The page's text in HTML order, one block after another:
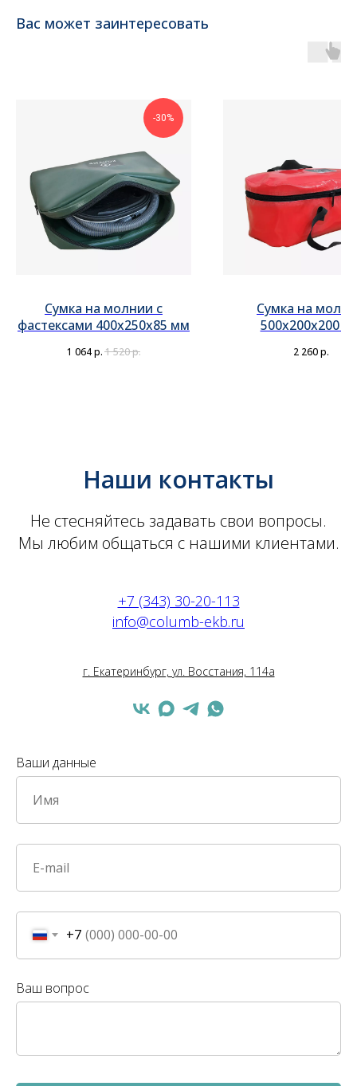
Вас может заинтересовать
-30%
Сумка на молнии с
фастексами 400х250х85 мм
1 064 р. 1 520р.
Сумка на
500х200х200
2 260 р.
Наши контакты
Не стесняйтесь задавать свои вопросы.
Мы любим общаться с нашими клиентами.
+7 (343) 30-20-113
info@columb-ekb.ru
г. Екатеринбург, ул. Восстания, 114а
Ваши данные
+7
Ваш вопрос